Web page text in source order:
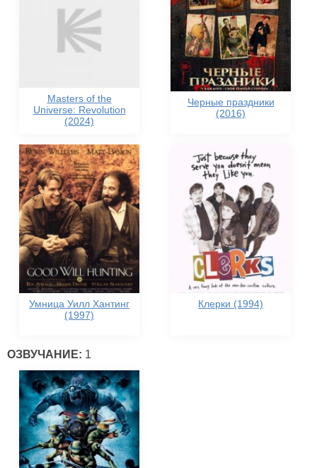
Masters of the
Universe: Revolution
(2024)
Черные праздники
(2016)
Умница Уилл Хантинг
(1997)
Клерки (1994)
ОЗВУЧАНИЕ: 1